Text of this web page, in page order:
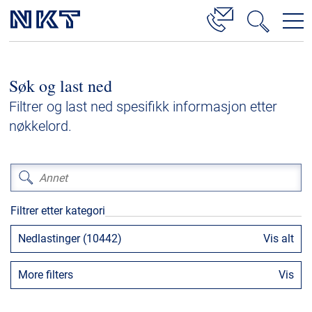
Høyspenningskabelløsninger
Kabelservice
Lavspenning
Høyspenningskabeltilbehør
Mellomspenningskabeltilbehør
Referanser
Nedlastinger
Søk og last ned
Filtrer og last ned spesifikk informasjon etter
nøkkelord.
Filtrer etter kategori
Nedlastinger (10442) Vis alt
More filters Vis